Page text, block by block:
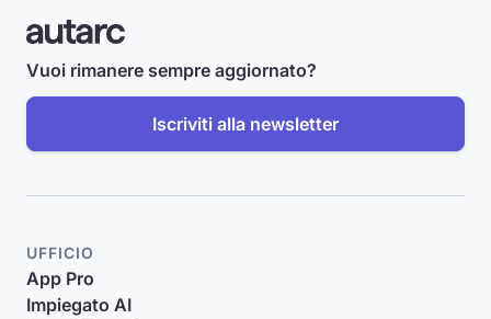
Vuoi rimanere sempre aggiornato?
Iscriviti alla newsletter
UFFICIO
App Pro
Impiegato AI